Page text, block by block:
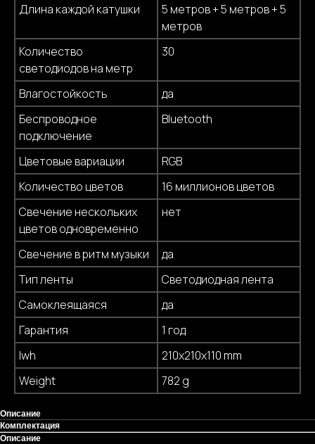
Длина каждой катушки
5 метров + 5 метров + 5
метров
Количество
светодиодов на метр
30
Влагостойкость
да
Беспроводное
подключение
Bluetooth
Цветовые вариации
RGB
Количество цветов
16 миллионов цветов
Свечение нескольких
цветов одновременно
нет
Свечение в ритм музыки
да
Тип ленты
Светодиодная лента
Самоклеящаяся
да
Гарантия
1 год
lwh
210x210x110 mm
Weight
782 g
Описание
Комплектация
Описание